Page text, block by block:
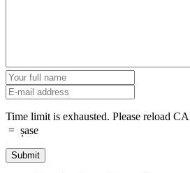
Time limit is exhausted. Please reload
= șase